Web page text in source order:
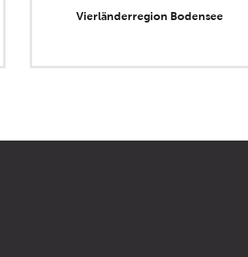
Vierländerregion Bodensee